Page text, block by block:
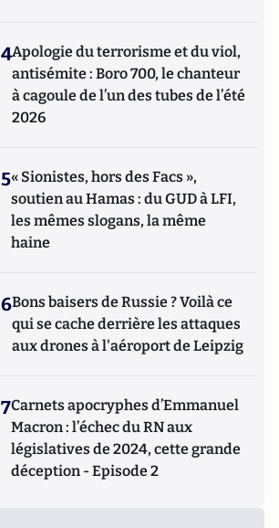
4Apologie du terrorisme et du viol,
antisémite : Boro 700, le chanteur
à cagoule de l’un des tubes de l’été
2026
5« Sionistes, hors des Facs »,
soutien au Hamas : du GUD à LFI,
les mêmes slogans, la même
haine
6Bons baisers de Russie ? Voilà ce
qui se cache derrière les attaques
aux drones à l'aéroport de Leipzig
7Carnets apocryphes d’Emmanuel
Macron : l’échec du RN aux
législatives de 2024, cette grande
déception - Episode 2